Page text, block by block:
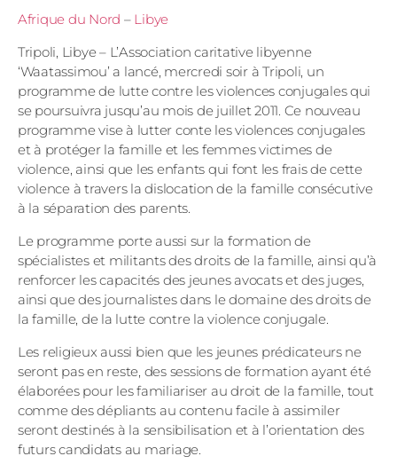
Afrique du Nord – Libye
Tripoli, Libye – L’Association caritative libyenne
‘Waatassimou’ a lancé, mercredi soir à Tripoli, un
programme de lutte contre les violences conjugales qui
se poursuivra jusqu’au mois de juillet 2011. Ce nouveau
programme vise à lutter conte les violences conjugales
et à protéger la famille et les femmes victimes de
violence, ainsi que les enfants qui font les frais de cette
violence à travers la dislocation de la famille consécutive
à la séparation des parents.
Le programme porte aussi sur la formation de
spécialistes et militants des droits de la famille, ainsi qu’à
renforcer les capacités des jeunes avocats et des juges,
ainsi que des journalistes dans le domaine des droits de
la famille, de la lutte contre la violence conjugale.
Les religieux aussi bien que les jeunes prédicateurs ne
seront pas en reste, des sessions de formation ayant été
élaborées pour les familiariser au droit de la famille, tout
comme des dépliants au contenu facile à assimiler
seront destinés à la sensibilisation et à l’orientation des
futurs candidats au mariage.